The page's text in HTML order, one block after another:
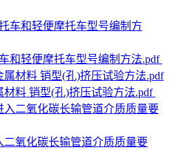
和轻便摩托车型号编制方法.pdf
材料 销型(孔)挤压试验方法.pdf
二氧化碳长输管道介质质量要